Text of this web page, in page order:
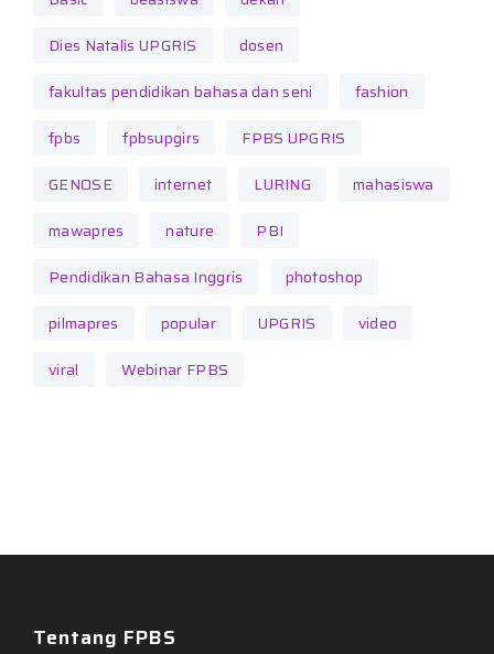
Dies Natalis UPGRIS
dosen
fakultas pendidikan bahasa dan seni
fashion
fpbs
fpbsupgirs
FPBS UPGRIS
GENOSE
internet LURING
mahasiswa
mawapres
nature
PBI
Pendidikan Bahasa Inggris
photoshop
pilmapres
popular UPGRIS
video
viral
Webinar FPBS
Tentang FPBS